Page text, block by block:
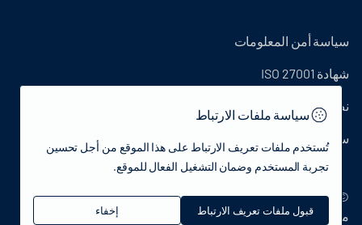
© 2022 جمهورية تركيا وزارة الثقافة والسياحة - جميع الحقوق
محفوظة.
سياسة أمن المعلومات
شهادة ISO 27001
نص التوضيح
سياسة الخصوصية
سياسة ملفات الارتباط
تُستخدم ملفات تعريف الارتباط على هذا الموقع من أجل تحسين
تجربة المستخدم وضمان التشغيل الفعال للموقع.
قبول ملفات تعريف الارتباط إخفاء